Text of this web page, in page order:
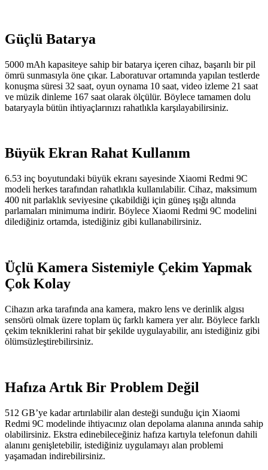
Güçlü Batarya
5000 mAh kapasiteye sahip bir batarya içeren cihaz, başarılı bir pil
ömrü sunmasıyla öne çıkar. Laboratuvar ortamında yapılan testlerde
konuşma süresi 32 saat, oyun oynama 10 saat, video izleme 21 saat
ve müzik dinleme 167 saat olarak ölçülür. Böylece tamamen dolu
bataryayla bütün ihtiyaçlarınızı rahatlıkla karşılayabilirsiniz.
Büyük Ekran Rahat Kullanım
6.53 inç boyutundaki büyük ekranı sayesinde Xiaomi Redmi 9C
modeli herkes tarafından rahatlıkla kullanılabilir. Cihaz, maksimum
400 nit parlaklık seviyesine çıkabildiği için güneş ışığı altında
parlamaları minimuma indirir. Böylece Xiaomi Redmi 9C modelini
dilediğiniz ortamda, istediğiniz gibi kullanabilirsiniz.
Üçlü Kamera Sistemiyle Çekim Yapmak
Çok Kolay
Cihazın arka tarafında ana kamera, makro lens ve derinlik algısı
sensörü olmak üzere toplam üç farklı kamera yer alır. Böylece farklı
çekim tekniklerini rahat bir şekilde uygulayabilir, anı istediğiniz gibi
ölümsüzleştirebilirsiniz.
Hafıza Artık Bir Problem Değil
512 GB’ye kadar artırılabilir alan desteği sunduğu için Xiaomi
Redmi 9C modelinde ihtiyacınız olan depolama alanına anında sahip
olabilirsiniz. Ekstra edinebileceğiniz hafıza kartıyla telefonun dahili
alanını genişletebilir, istediğiniz uygulamayı alan problemi
yaşamadan indirebilirsiniz.